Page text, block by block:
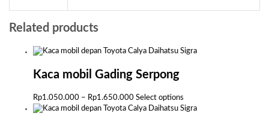
Related products
Kaca mobil Gading Serpong
Rp1.050.000 – Rp1.650.000Price
range:
Select options
product